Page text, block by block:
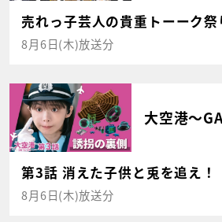
売れっ子芸人の貴重トーーク
8月6日(木)放送分
大空港～
第3話 消えた子供と兎を追え！
8月6日(木)放送分